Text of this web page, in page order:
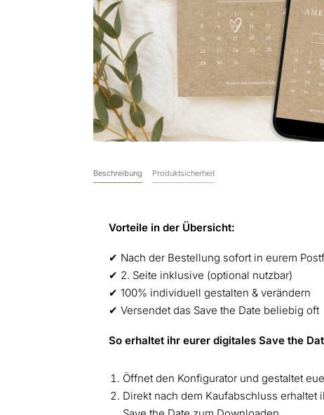
Beschreibung Produktsicherheit
Vorteile in der Übersicht:
✔︎ Nach der Bestellung sofort in eurem
✔︎ 2. Seite inklusive (optional nutzbar)
✔︎ 100% individuell gestalten & verändern
✔︎ Versendet das Save the Date beliebig oft
So erhaltet ihr eurer digitales Save the
Öffnet den Konfigurator und gestaltet
Direkt nach dem Kaufabschluss erhaltet